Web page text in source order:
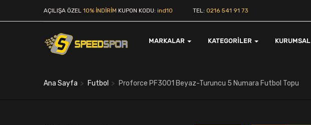
AÇILIŞA ÖZEL 10% İNDİRİM KUPON KODU: ind10 TEL: 0216 541 91 73
MARKALAR KATEGORILER KURUMSAL
Ana Sayfa Futbol Proforce PF3001 Beyaz-Turuncu 5 Numara Futbol Topu